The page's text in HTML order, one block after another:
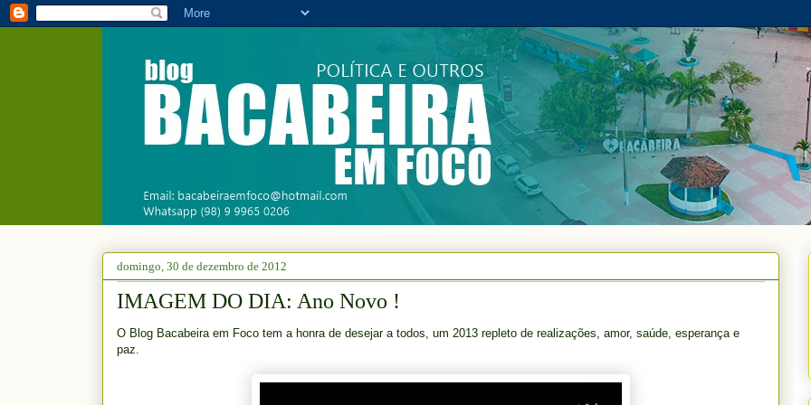
domingo, 30 de dezembro de 2012
IMAGEM DO DIA: Ano Novo !
O Blog Bacabeira em Foco tem a honra de desejar a todos, um 2013 repleto de realizações, amor, saúde, esperança e
paz.